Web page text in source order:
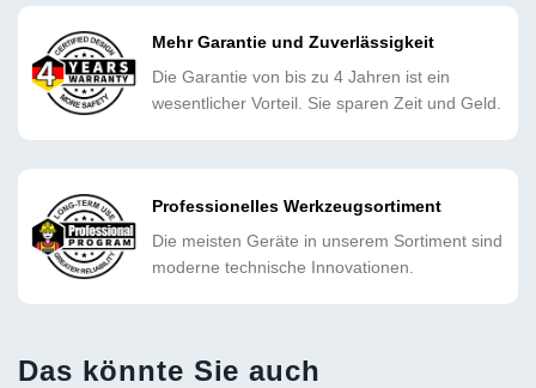
Mehr Garantie und Zuverlässigkeit
Die Garantie von bis zu 4 Jahren ist ein
wesentlicher Vorteil. Sie sparen Zeit und Geld.
Professionelles Werkzeugsortiment
Die meisten Geräte in unserem Sortiment sind
moderne technische Innovationen.
Das könnte Sie auch